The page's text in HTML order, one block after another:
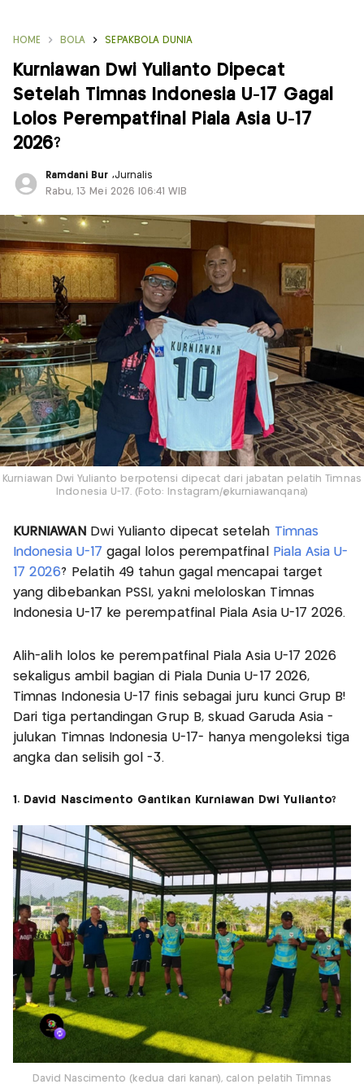
HOME BOLA SEPAKBOLA DUNIA
Kurniawan Dwi Yulianto Dipecat
Setelah Timnas Indonesia U-17 Gagal
Lolos Perempatfinal Piala Asia U-17
2026?
Ramdani Bur ,Jurnalis
Rabu, 13 Mei 2026 |06:41 WIB
Kurniawan Dwi Yulianto berpotensi dipecat dari jabatan pelatih Timnas
Indonesia U-17. (Foto: Instagram/@kurniawanqana)
KURNIAWAN Dwi Yulianto dipecat setelah Timnas
Indonesia U-17 gagal lolos perempatfinal
Piala Asia U-
17 2026? Pelatih 49 tahun gagal mencapai target
yang dibebankan PSSI, yakni meloloskan Timnas
Indonesia U-17 ke perempatfinal Piala Asia U-17 2026.
Alih-alih lolos ke perempatfinal Piala Asia U-17 2026
sekaligus ambil bagian di Piala Dunia U-17 2026,
Timnas Indonesia U-17 finis sebagai juru kunci Grup B!
Dari tiga pertandingan Grup B, skuad Garuda Asia -
julukan Timnas Indonesia U-17- hanya mengoleksi tiga
angka dan selisih gol -3.
1. David Nascimento Gantikan Kurniawan Dwi Yulianto?
David Nascimento (kedua dari kanan), calon pelatih Timnas